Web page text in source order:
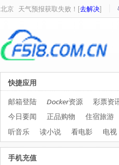
北京 天气预报获取失败！[去解决]
快捷应用
邮箱登陆 Docker资源
彩票资
今日要闻
正品购物
住宿旅游
听音乐
读小说 看电影 电视
手机充值